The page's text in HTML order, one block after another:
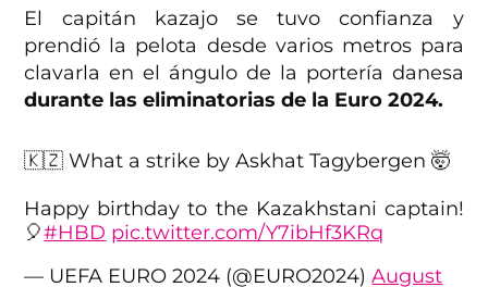
El capitán kazajo se tuvo confianza y
prendió la pelota desde varios metros para
clavarla en el ángulo de la portería danesa
durante las eliminatorias de la Euro 2024.
🇰🇿 What a strike by Askhat Tagybergen 🤯
Happy birthday to the Kazakhstani captain!
🎈#HBD pic.twitter.com/Y7ibHf3KRq
— UEFA EURO 2024 (@EURO2024)August